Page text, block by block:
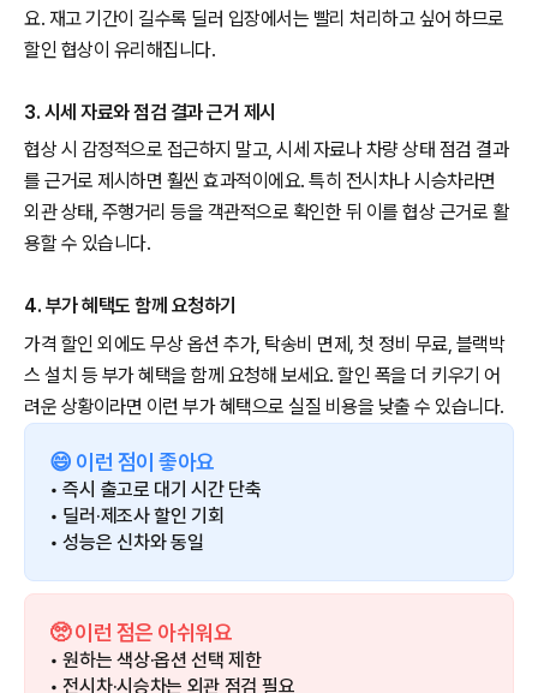
요. 재고 기간이 길수록 딜러 입장에서는 빨리 처리하고 싶어 하므로
할인 협상이 유리해집니다.
3. 시세 자료와 점검 결과 근거 제시
협상 시 감정적으로 접근하지 말고, 시세 자료나 차량 상태 점검 결과
를 근거로 제시하면 훨씬 효과적이에요. 특히 전시차나 시승차라면
외관 상태, 주행거리 등을 객관적으로 확인한 뒤 이를 협상 근거로 활
용할 수 있습니다.
4. 부가 혜택도 함께 요청하기
가격 할인 외에도 무상 옵션 추가, 탁송비 면제, 첫 정비 무료, 블랙박
스 설치 등 부가 혜택을 함께 요청해 보세요. 할인 폭을 더 키우기 어
려운 상황이라면 이런 부가 혜택으로 실질 비용을 낮출 수 있습니다.
😄 이런 점이 좋아요
• 즉시 출고로 대기 시간 단축
• 딜러·제조사 할인 기회
• 성능은 신차와 동일
🥺 이런 점은 아쉬워요
• 원하는 색상·옵션 선택 제한
• 전시차·시승차는 외관 점검 필요